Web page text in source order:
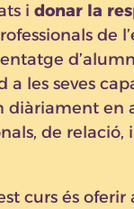
idonar la
de
a les seves
diàriament
de relació,
curs és oferir